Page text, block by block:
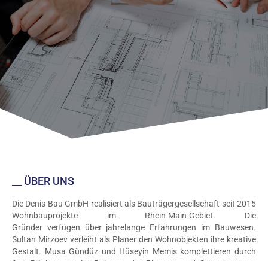
__ ÜBER UNS
Die Denis Bau GmbH realisiert als Bauträgergesellschaft seit 2015
Wohnbauprojekte im Rhein-Main-Gebiet. Die
Gründer verfügen über jahrelange Erfahrungen im Bauwesen.
Sultan Mirzoev verleiht als Planer den Wohnobjekten ihre kreative
Gestalt. Musa Gündüz und Hüseyin Memis komplettieren durch